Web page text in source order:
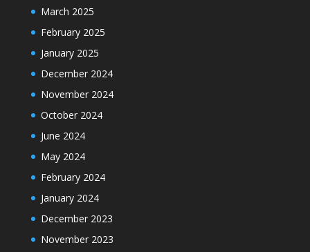
March 2025
February 2025
January 2025
December 2024
November 2024
October 2024
June 2024
May 2024
February 2024
January 2024
December 2023
November 2023